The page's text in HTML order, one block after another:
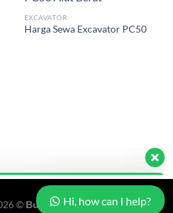
EXCAVATOR
Harga Sewa Excavator PC50
© Buana Rental
Rental
Hi, how can I help?